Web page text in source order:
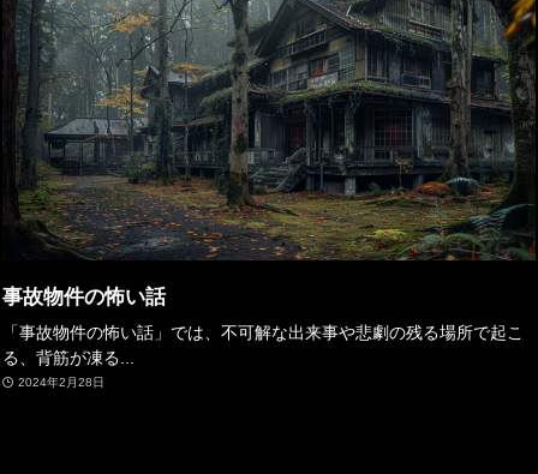
事故物件の怖い話
「事故物件の怖い話」では、不可解な出来事や悲劇の残る場所で起こ
る、背筋が凍る...
2024年2月28日